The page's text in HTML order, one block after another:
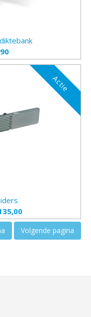
Actie
Volgende pagina